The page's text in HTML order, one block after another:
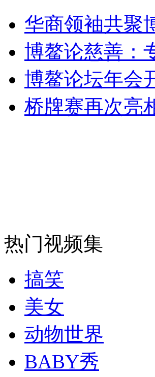
司机酒驾遇交警 急速倒车逃窜
华商领袖共聚
博鳌论慈善：
博鳌论坛年会
桥牌赛再次亮
热门视频集
搞笑
美女
动物世界
BABY秀